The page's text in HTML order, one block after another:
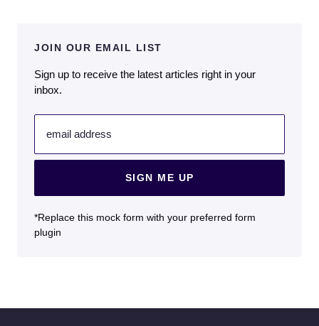
JOIN OUR EMAIL LIST
Sign up to receive the latest articles right in your
inbox.
email address
SIGN ME UP
*Replace this mock form with your preferred form
plugin